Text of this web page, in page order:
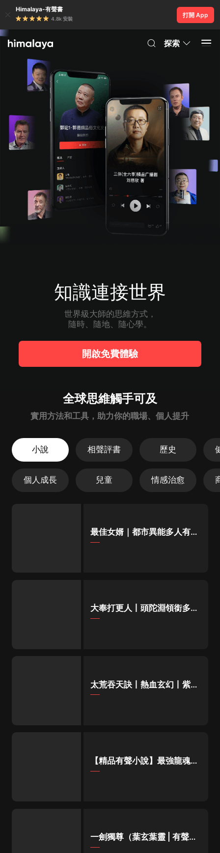
Himalaya-有聲書
4.8k 安裝
打開 App
探索
知識連接世界
世界級大師的思維方式，
隨時、隨地、隨心學。
開啟免費體驗
全球思維觸手可及
實用方法和工具，助力你的職場、個人提升
小說
個人成長
相聲評書
兒童
歷史
情感治愈
最佳女婿｜都市異能多人有聲
劇｜一種侃侃｜有聲小說
大奉打更人丨頭陀淵領銜多人
有聲劇|暢聽全集|王鶴棣、田
太荒吞天訣丨熱血玄幻丨紫襟
領銜有聲劇
【精品有聲小說】最強龍魂丨
都市修真多人有聲劇
一劍獨尊（葉玄葉靈 | 有聲的
紫襟 | 男女雙播）|北劍江湖